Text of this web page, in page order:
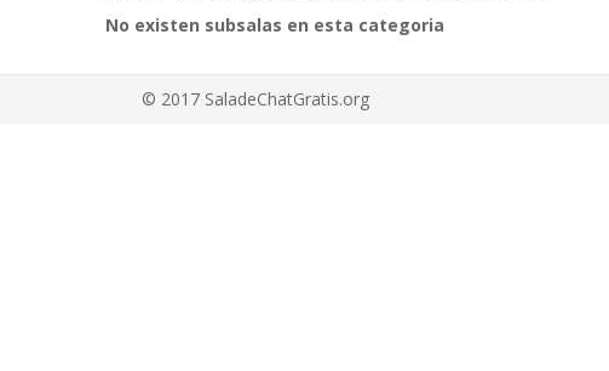
No existen subsalas en esta categoria
© 2017 SaladeChatGratis.org